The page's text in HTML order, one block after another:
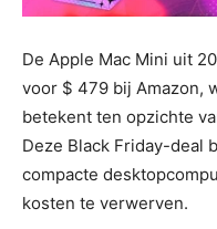
De Apple Mac Mini uit
voor $ 479 bij Amazon,
betekent ten opzichte
Deze Black Friday-deal
compacte
kosten te verwerven.